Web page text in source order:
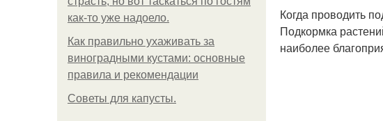
как-то уже надоело.
Как правильно ухаживать за
виноградными кустами: основные
правила и рекомендации
Советы для капусты.
Когда проводить
Подкормка
наиболее